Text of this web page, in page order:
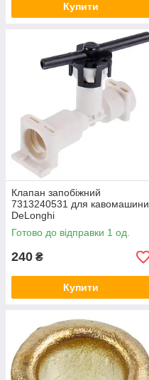
Купити
Клапан запобіжний
7313240531 для кавомашини
DeLonghi
Готово до відправки 1 од.
240 ₴
Купити